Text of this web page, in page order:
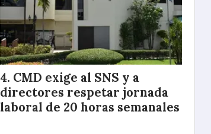
CMD exige al SNS y a
directores respetar jornada
laboral de 20 horas semanales